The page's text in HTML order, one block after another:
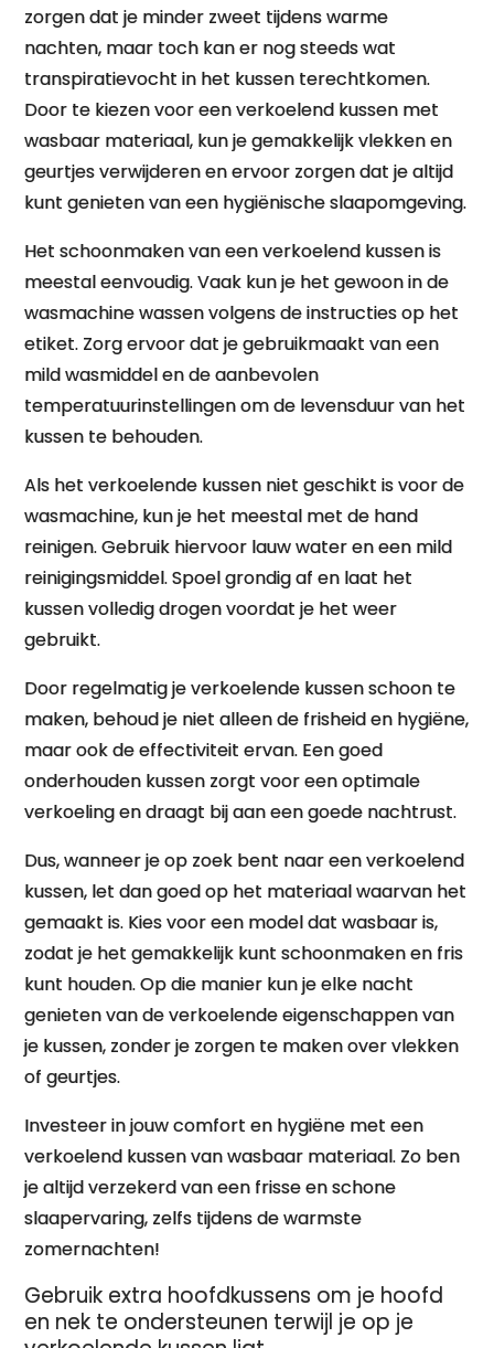
zorgen dat je minder zweet tijdens warme
nachten, maar toch kan er nog steeds wat
transpiratievocht in het kussen terechtkomen.
Door te kiezen voor een verkoelend kussen met
wasbaar materiaal, kun je gemakkelijk vlekken en
geurtjes verwijderen en ervoor zorgen dat je altijd
kunt genieten van een hygiënische slaapomgeving.
Het schoonmaken van een verkoelend kussen is
meestal eenvoudig. Vaak kun je het gewoon in de
wasmachine wassen volgens de instructies op het
etiket. Zorg ervoor dat je gebruikmaakt van een
mild wasmiddel en de aanbevolen
temperatuurinstellingen om de levensduur van het
kussen te behouden.
Als het verkoelende kussen niet geschikt is voor de
wasmachine, kun je het meestal met de hand
reinigen. Gebruik hiervoor lauw water en een mild
reinigingsmiddel. Spoel grondig af en laat het
kussen volledig drogen voordat je het weer
gebruikt.
Door regelmatig je verkoelende kussen schoon te
maken, behoud je niet alleen de frisheid en hygiëne,
maar ook de effectiviteit ervan. Een goed
onderhouden kussen zorgt voor een optimale
verkoeling en draagt bij aan een goede nachtrust.
Dus, wanneer je op zoek bent naar een verkoelend
kussen, let dan goed op het materiaal waarvan het
gemaakt is. Kies voor een model dat wasbaar is,
zodat je het gemakkelijk kunt schoonmaken en fris
kunt houden. Op die manier kun je elke nacht
genieten van de verkoelende eigenschappen van
je kussen, zonder je zorgen te maken over vlekken
of geurtjes.
Investeer in jouw comfort en hygiëne met een
verkoelend kussen van wasbaar materiaal. Zo ben
je altijd verzekerd van een frisse en schone
slaapervaring, zelfs tijdens de warmste
zomernachten!
Gebruik extra hoofdkussens om je hoofd
en nek te ondersteunen terwijl je op je